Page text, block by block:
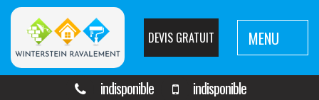
DEVIS GRATUIT MENU
indisponible indisponible